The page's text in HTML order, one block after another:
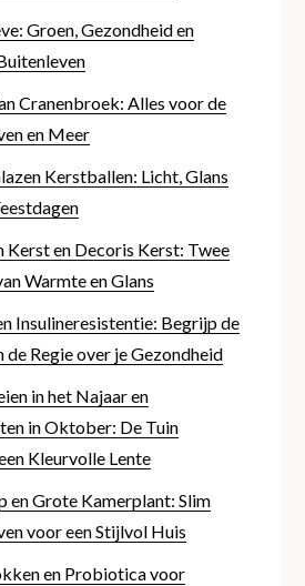
Groen, Gezondheid en
Cranenbroek: Alles voor de
en Meer
Kerstballen: Licht, Glans
Kerst en Decoris Kerst: Twee
Warmte en Glans
Insulineresistentie: Begrijp de
Regie over je Gezondheid
in het Najaar en
in Oktober: De Tuin
Kleurvolle Lente
en Grote Kamerplant: Slim
voor een Stijlvol Huis
en Probiotica voor